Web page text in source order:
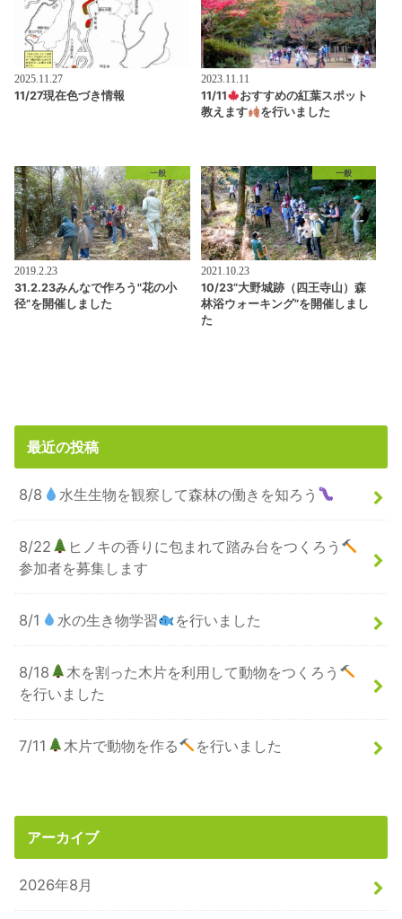
2025.11.27
11/27現在色づき情報
2023.11.11
11/11
おすすめの紅葉スポット
教えます
を行いました
一般
2019.2.23
31.2.23みんなで作ろう"花の小
径”を開催しました
一般
2021.10.23
10/23”大野城跡（四王寺山）森
林浴ウォーキング”を開催しまし
た
最近の投稿
8/8 水生生物を観察して森林の働きを知ろう
8/22
ヒノキの香りに包まれて踏み台をつくろう
参加者を募集します
8/1 水の生き物学習 を行いました
8/18
木を割った木片を利用して動物をつくろう
を行いました
7/11 木片で動物を作る を行いました
アーカイブ
2026年8月